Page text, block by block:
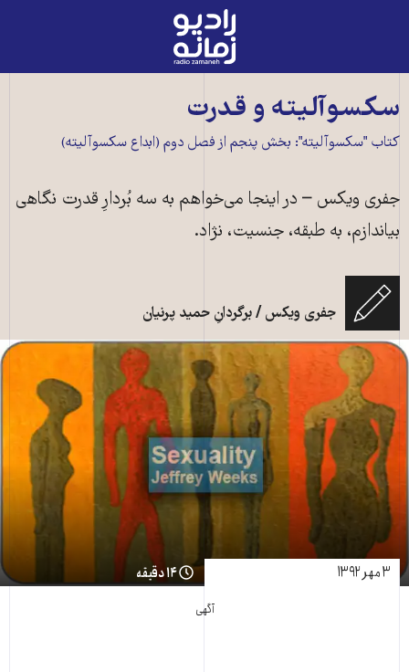
رادیو
زمانه
به
صفحه
اصلی
سکسوآلیته و قدرت
کتاب "سکسوآلیته": بخش پنجم از فصل دوم (ابداع سکسوآلیته)
جفری ویکس – در اینجا می‌خواهم به سه بُردارِ قدرت نگاهی
بیاندازم، به طبقه، جنسیت، نژاد.
جفری ویکس / برگردانِ حمید پرنیان
۳ مهر ۱۳۹۲ ۱۴ دقیقه
آگهی